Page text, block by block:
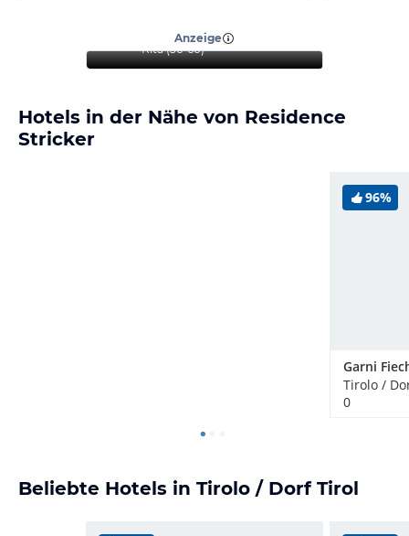
Anzeige
Rita (56-60)
Hotels in der Nähe von Residence
Stricker
96%
Garni
Tirolo /
0
Beliebte Hotels in Tirolo / Dorf Tirol